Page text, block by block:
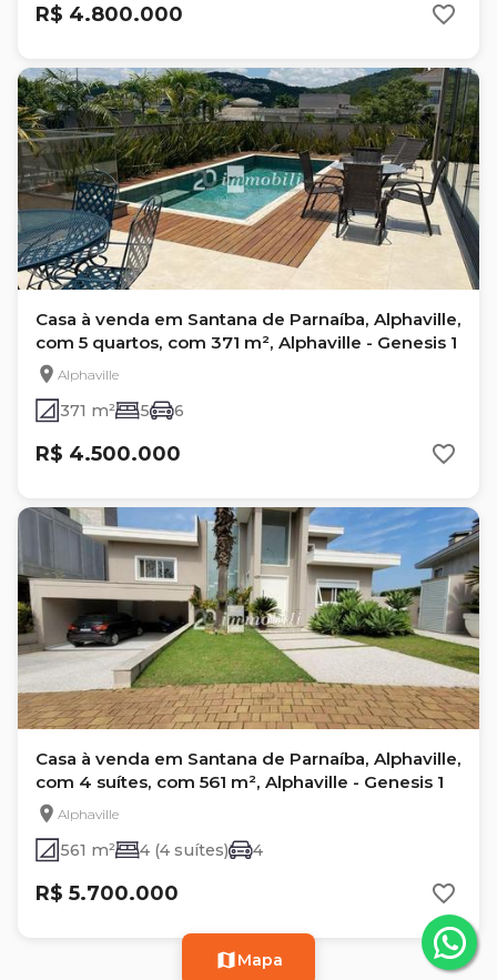
R$ 4.800.000
Casa à venda em Santana de Parnaíba, Alphaville,
com 5 quartos, com 371 m², Alphaville - Genesis 1
Alphaville
371 m² 5 6
R$ 4.500.000
Casa à venda em Santana de Parnaíba, Alphaville,
com 4 suítes, com 561 m², Alphaville - Genesis 1
Alphaville
561 m² 4 (4 suítes) 4
R$ 5.700.000
Mapa